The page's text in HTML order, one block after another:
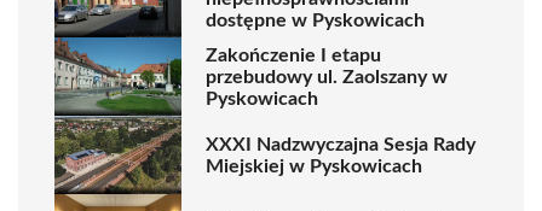
dostępne w Pyskowicach
Zakończenie I etapu
przebudowy ul. Zaolszany w
Pyskowicach
XXXI Nadzwyczajna Sesja Rady
Miejskiej w Pyskowicach